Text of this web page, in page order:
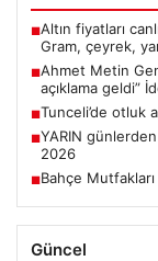
■Altın fiyatları
Gram, çeyrek,
■Ahmet Metin
açıklama geldi”
■Tunceli’de otluk
■YARIN
2026
■Bahçe
Güncel